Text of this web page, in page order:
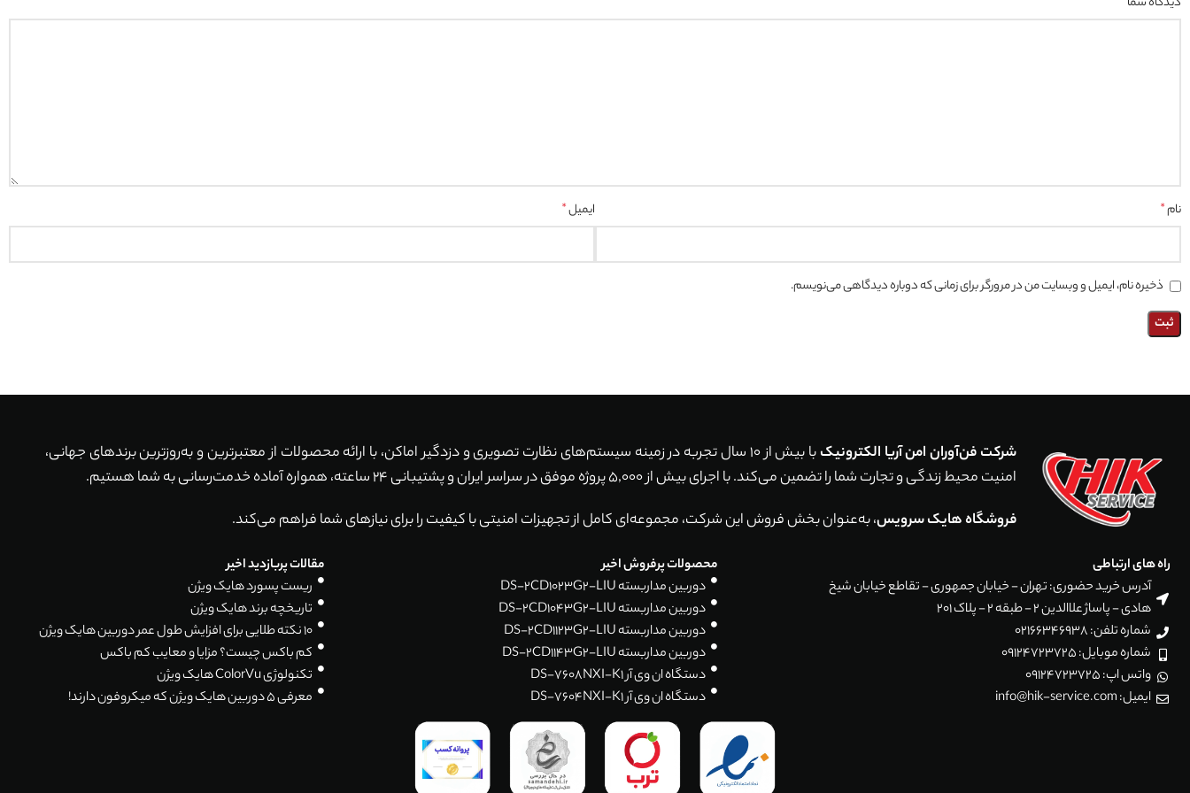
نام* ایمیل*
ذخیره نام، ایمیل و وبسایت من در مرورگر برای زمانی که دوباره دیدگاهی می‌نویسم.
شرکت فن‌آوران امن آریا الکترونیک
با بیش از 10 سال تجربه در زمینه سیستم‌های نظارت تصویری و دزدگیر اماکن، با ارائه محصولات از معتبرترین و به‌روزترین برندهای جهانی،
امنیت محیط زندگی و تجارت شما را تضمین می‌کند. با اجرای بیش از 5,000 پروژه موفق در سراسر ایران و پشتیبانی 24 ساعته، همواره آماده خدمت‌رسانی به شما هستیم.
فروشگاه هایک سرویس، به‌عنوان بخش فروش این شرکت، مجموعه‌ای کامل از تجهیزات امنیتی با کیفیت را برای نیازهای شما فراهم می‌کند.
راه های ارتباطی
آدرس خرید حضوری: تهران - خیابان جمهوری - تقاطع خیابان شیخ
هادی - پاساژ علاالدین 2 - طبقه 2 - پلاک 201
شماره تلفن: 02166346938
شماره موبایل: 09124723725
واتس اپ: 09124723725
ایمیل: info@hik-service.com
محصولات پرفروش اخیر
دوربین مداربسته DS-2CD1023G2-LIU
دوربین مداربسته DS-2CD1043G2-LIU
دوربین مداربسته DS-2CD1123G2-LIU
دوربین مداربسته DS-2CD1143G2-LIU
دستگاه ان وی آر DS-7608NXI-K1
دستگاه ان وی آر DS-7604NXI-K1
مقالات پربازدید اخیر
ریست پسورد هایک ویژن
تاریخچه برند هایک ویژن
۱۰ نکته طلایی برای افزایش طول عمر دوربین هایک ویژن
کم باکس چیست؟ مزایا و معایب کم باکس
تکنولوژی ColorVu هایک ویژن
معرفی 5 دوربین هایک ویژن که میکروفون دارند!